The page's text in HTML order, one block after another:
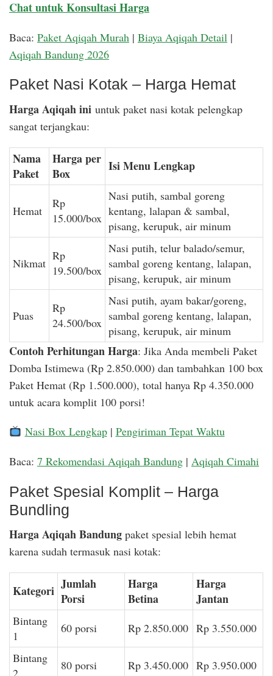
Chat untuk Konsultasi Harga
Baca: Paket Aqiqah Murah | Biaya Aqiqah Detail |
Aqiqah Bandung 2026
Paket Nasi Kotak – Harga Hemat
Harga Aqiqah ini untuk paket nasi kotak pelengkap
sangat terjangkau:
Nama
Paket
Harga per
Box
Isi Menu Lengkap
Hemat
Rp
15.000/box
Nasi putih, sambal goreng
kentang, lalapan & sambal,
pisang, kerupuk, air minum
Nikmat
Rp
19.500/box
Nasi putih, telur balado/semur,
sambal goreng kentang, lalapan,
pisang, kerupuk, air minum
Puas
Rp
24.500/box
Nasi putih, ayam bakar/goreng,
sambal goreng kentang, lalapan,
pisang, kerupuk, air minum
Contoh Perhitungan Harga: Jika Anda membeli Paket
Domba Istimewa (Rp 2.850.000) dan tambahkan 100 box
Paket Hemat (Rp 1.500.000), total hanya Rp 4.350.000
untuk acara komplit 100 porsi!
Nasi Box Lengkap| Pengiriman Tepat Waktu
Baca: 7 Rekomendasi Aqiqah Bandung | Aqiqah Cimahi
Paket Spesial Komplit – Harga
Bundling
Harga Aqiqah Bandung paket spesial lebih hemat
karena sudah termasuk nasi kotak:
Kategori Jumlah
Porsi
Harga
Betina
Harga
Jantan
Bintang
1
60 porsi Rp 2.850.000 Rp 3.550.000
Bintang
2
80 porsi Rp 3.450.000 Rp 3.950.000